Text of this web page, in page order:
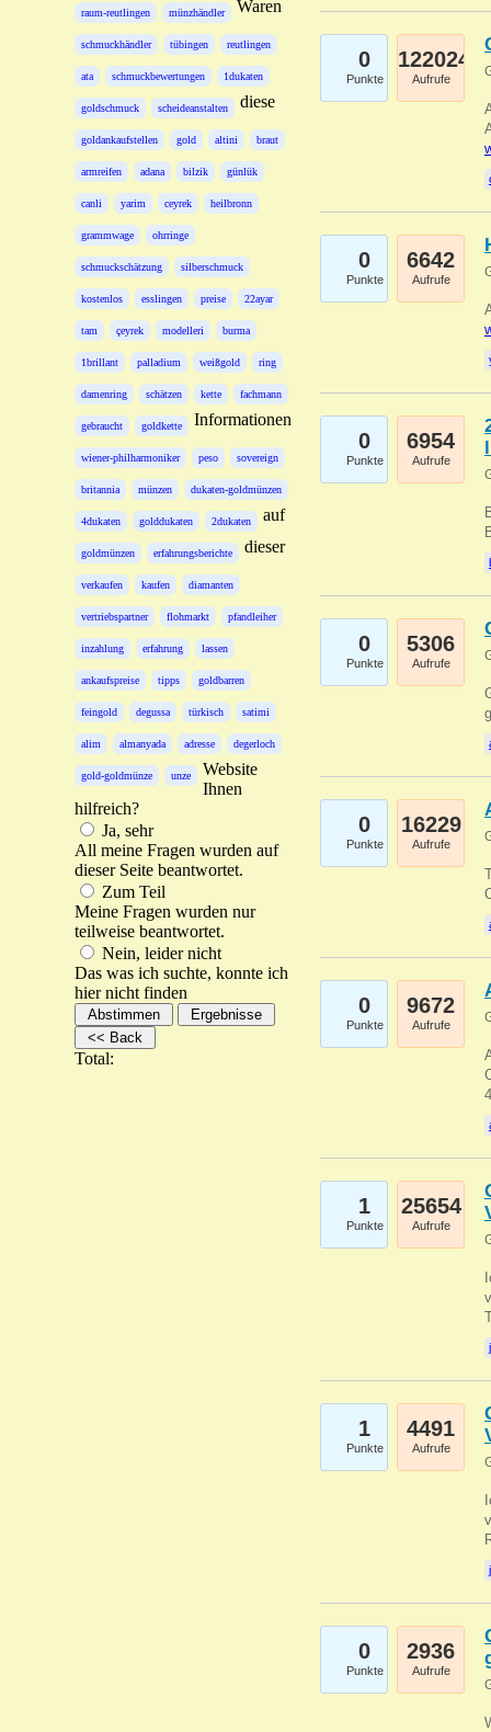
raum-reutlingen münzhändler
schmuckhändler tübingen reutlingen
ata schmuckbewertungen 1dukaten
goldschmuck scheideanstalten
goldankaufstellen gold altini braut
armreifen adana bilzik günlük
canli yarim ceyrek heilbronn
grammwage ohrringe
schmuckschätzung silberschmuck
kostenlos esslingen preise 22ayar
tam çeyrek modelleri burma
1brillant palladium weißgold ring
damenring schätzen kette fachmann
gebraucht goldkette
wiener-philharmoniker peso sovereign
britannia münzen dukaten-goldmünzen
4dukaten golddukaten 2dukaten
goldmünzen erfahrungsberichte
verkaufen kaufen diamanten
vertriebspartner flohmarkt pfandleiher
inzahlung erfahrung lassen
ankaufspreise tipps goldbarren
feingold degussa türkisch satimi
alim almanyada adresse degerloch
gold-goldmünze unze
Waren
diese
Informationen
auf
dieser
Website
Ihnen
hilfreich?
Ja, sehr
All meine Fragen wurden auf
dieser Seite beantwortet.
Zum Teil
Meine Fragen wurden nur
teilweise beantwortet.
Nein, leider nicht
Das was ich suchte, konnte ich
hier nicht finden
Total:
0
Punkte
122024
Aufrufe
0
Punkte
6642
Aufrufe
0
Punkte
6954
Aufrufe
0
Punkte
5306
Aufrufe
0
Punkte
16229
Aufrufe
0
Punkte
9672
Aufrufe
1
Punkte
25654
Aufrufe
1
Punkte
4491
Aufrufe
0
Punkte
2936
Aufrufe